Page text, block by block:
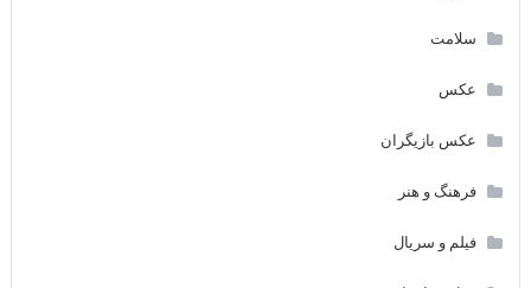
سلامت
عکس
عکس بازیگران
فرهنگ و هنر
فیلم و سریال